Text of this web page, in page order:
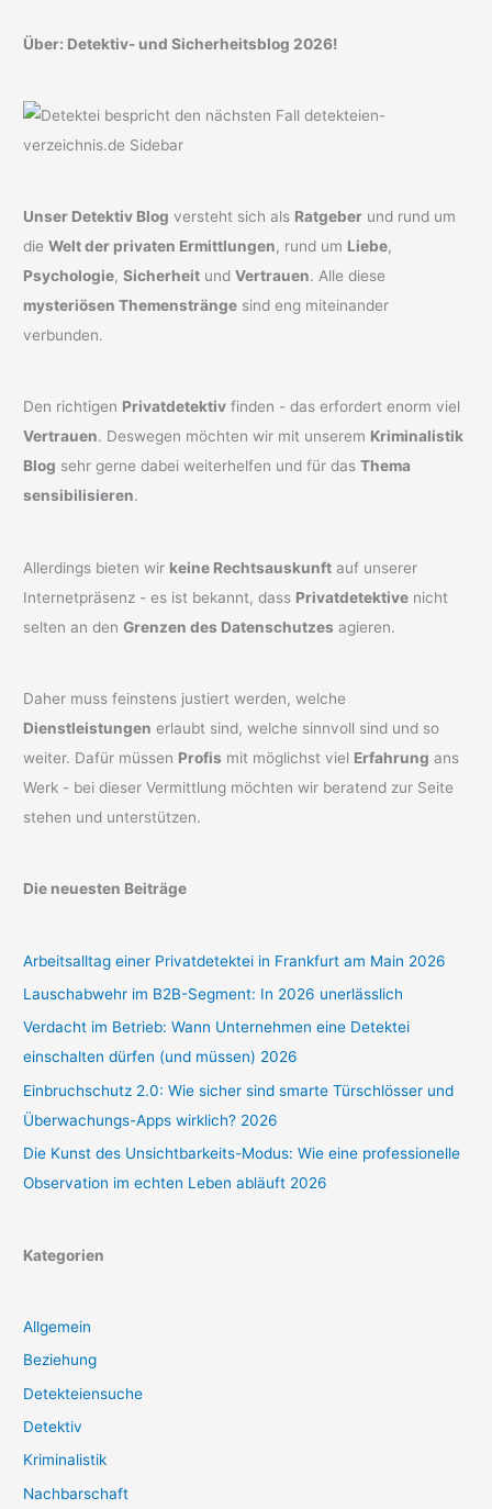
Über: Detektiv- und Sicherheitsblog 2026!
Unser Detektiv Blog versteht sich als Ratgeber und rund um
dieWelt der privaten Ermittlungen, rund um Liebe,
Psychologie,Sicherheit undVertrauen. Alle diese
mysteriösen Themenstränge sind eng miteinander
verbunden.
Den richtigen Privatdetektiv finden - das erfordert enorm viel
Vertrauen. Deswegen möchten wir mit unserem Kriminalistik
Blog sehr gerne dabei weiterhelfen und für dasThema
sensibilisieren.
Allerdings bieten wir keine Rechtsauskunft auf unserer
Internetpräsenz - es ist bekannt, dass Privatdetektive nicht
selten an denGrenzen des Datenschutzes agieren.
Daher muss feinstens justiert werden, welche
Dienstleistungen erlaubt sind, welche sinnvoll sind und so
weiter. Dafür müssen Profis mit möglichst viel Erfahrung ans
Werk - bei dieser Vermittlung möchten wir beratend zur Seite
stehen und unterstützen.
Die neuesten Beiträge
Arbeitsalltag einer Privatdetektei in Frankfurt am Main 2026
Lauschabwehr im B2B-Segment: In 2026 unerlässlich
Verdacht im Betrieb: Wann Unternehmen eine Detektei
einschalten dürfen (und müssen) 2026
Einbruchschutz 2.0: Wie sicher sind smarte Türschlösser und
Überwachungs-Apps wirklich? 2026
Die Kunst des Unsichtbarkeits-Modus: Wie eine professionelle
Observation im echten Leben abläuft 2026
Kategorien
Allgemein
Beziehung
Detekteiensuche
Detektiv
Kriminalistik
Nachbarschaft